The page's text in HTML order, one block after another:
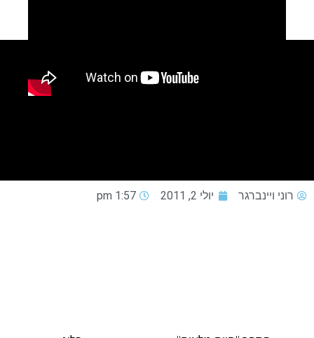
רוני ויינברגר יולי 2, 2011 1:57 pm